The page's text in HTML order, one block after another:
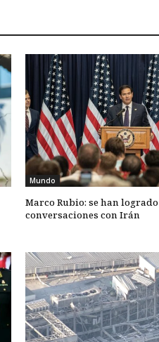
Mundo
Marco Rubio: se han
conversaciones con Irán